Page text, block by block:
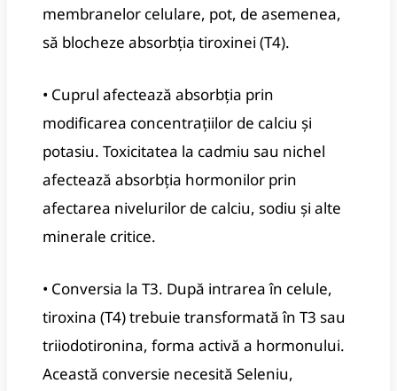
membranelor celulare, pot, de asemenea,
să blocheze absorbția tiroxinei (T4).
• Cuprul afectează absorbția prin
modificarea concentrațiilor de calciu și
potasiu. Toxicitatea la cadmiu sau nichel
afectează absorbția hormonilor prin
afectarea nivelurilor de calciu, sodiu și alte
minerale critice.
• Conversia la T3. După intrarea în celule,
tiroxina (T4) trebuie transformată în T3 sau
triiodotironina, forma activă a hormonului.
Această conversie necesită Seleniu,